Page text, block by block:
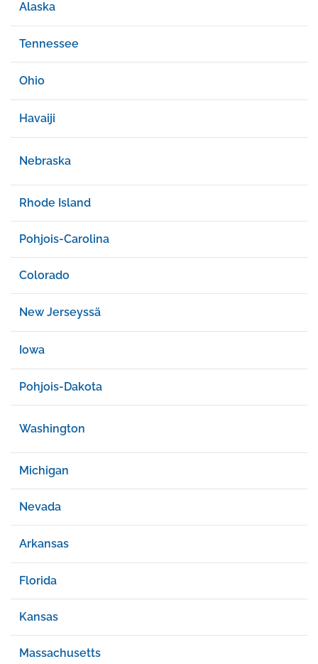
Alaska
Tennessee
Ohio
Havaiji
Nebraska
Rhode Island
Pohjois-Carolina
Colorado
New Jerseyssä
Iowa
Pohjois-Dakota
Washington
Michigan
Nevada
Arkansas
Florida
Kansas
Massachusetts